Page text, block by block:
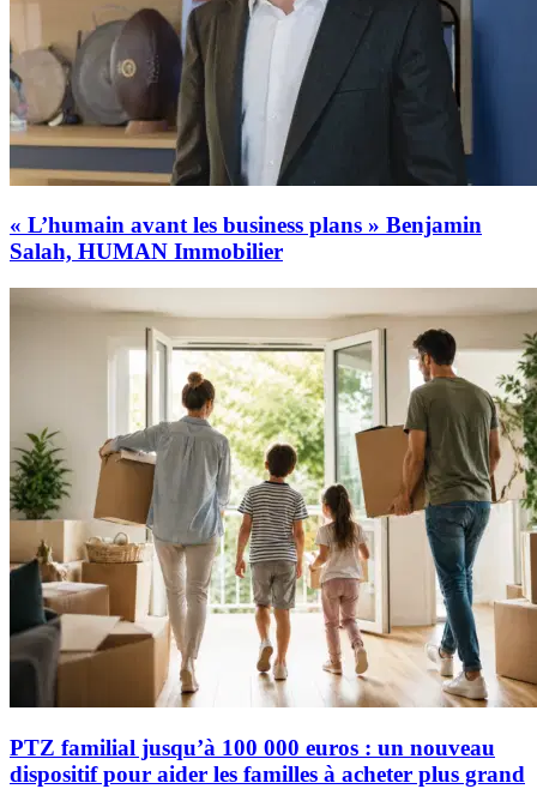
« L’humain avant les business plans » Benjamin
Salah, HUMAN Immobilier
PTZ familial jusqu’à 100 000 euros : un nouveau
dispositif pour aider les familles à acheter plus grand